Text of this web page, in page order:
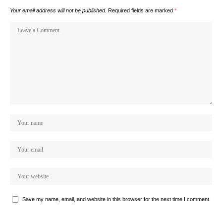
Your email address will not be published. Required fields are marked *
Save my name, email, and website in this browser for the next time I comment.